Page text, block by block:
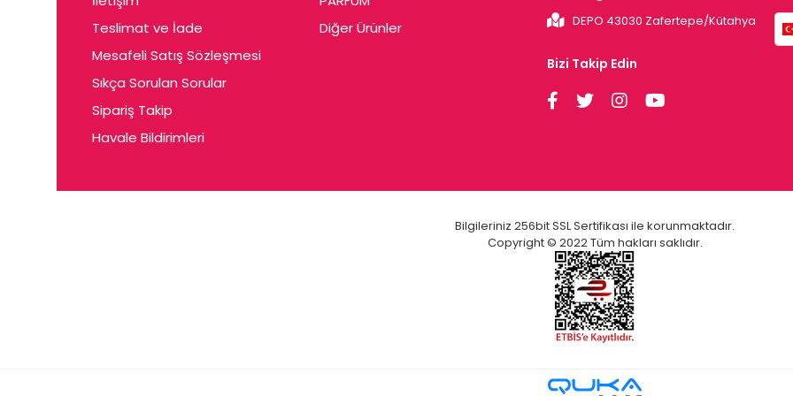
Cerin
Ceta
Ceyda
Chris
Ciey
Cleo
Teslimat ve İade
Mesafeli Satış Sözleşmesi
Sıkça Sorulan Sorular
Sipariş Takip
Havale Bildirimleri
Diğer Ürünler
DEPO 43030 Zafertepe/Kütahya
Bizi Takip Edin
Bilgileriniz 256bit SSL Sertifikası ile korunmaktadır.
Copyright © 2022 Tüm hakları saklıdır.